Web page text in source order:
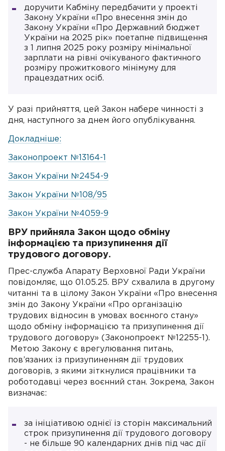
доручити Кабміну передбачити у проекті
Закону України «Про внесення змін до
Закону України «Про Державний бюджет
України на 2025 рік» поетапне підвищення
з 1 липня 2025 року розміру мінімальної
зарплати на рівні очікуваного фактичного
розміру прожиткового мінімуму для
працездатних осіб.
У разі прийняття, цей Закон набере чинності з
дня, наступного за днем його опублікування.
Докладніше:
Законопроект №13164-1
Закон України №2454-9
Закон України №108/95
Закон України №4059-9
ВРУ прийняла Закон щодо обміну
інформацією та призупинення дії
трудового договору.
Прес-служба Апарату Верховної Ради України
повідомляє, що 01.05.25. ВРУ схвалила в другому
читанні та в цілому Закон України «Про внесення
змін до Закону України «Про організацію
трудових відносин в умовах воєнного стану»
щодо обміну інформацією та призупинення дії
трудового договору» (Законопроект №12255-1).
Метою Закону є врегулювання питань,
пов’язаних із призупиненням дії трудових
договорів, з якими зіткнулися працівники та
роботодавці через воєнний стан. Зокрема, Закон
визначає:
за ініціативою однієї із сторін максимальний
строк призупинення дії трудового договору
- не більше 90 календарних днів під час дії